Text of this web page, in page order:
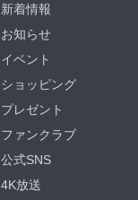
新着情報
お知らせ
イベント
ショッピング
プレゼント
ファンクラブ
公式SNS
4K放送